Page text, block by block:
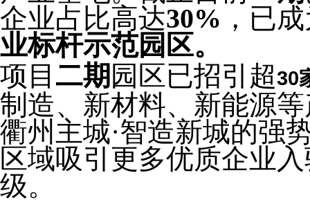
企业占比高达30% ，已
业标杆示范园区。
项目 二期 园区已招引 超30
制造、新材料、新能源等
衢州主城·智造新城的强
区域吸引更多优质企业
级。